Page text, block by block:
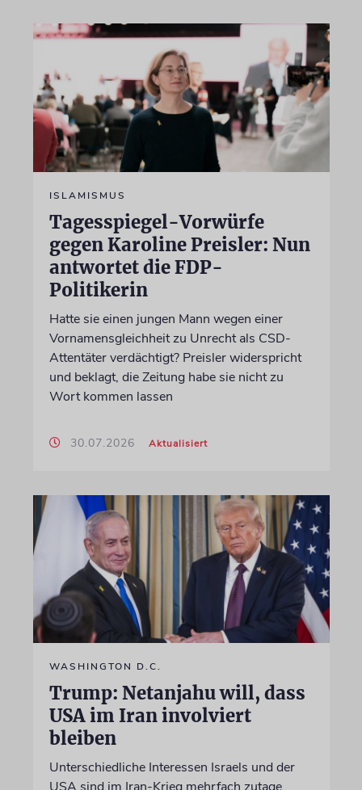
ISLAMISMUS
Tagesspiegel-Vorwürfe
gegen Karoline Preisler: Nun
antwortet die FDP-
Politikerin
Hatte sie einen jungen Mann wegen einer
Vornamensgleichheit zu Unrecht als CSD-
Attentäter verdächtigt? Preisler widerspricht
und beklagt, die Zeitung habe sie nicht zu
Wort kommen lassen
30.07.2026 Aktualisiert
WASHINGTON D.C.
Trump: Netanjahu will, dass
USA im Iran involviert
bleiben
Unterschiedliche Interessen Israels und der